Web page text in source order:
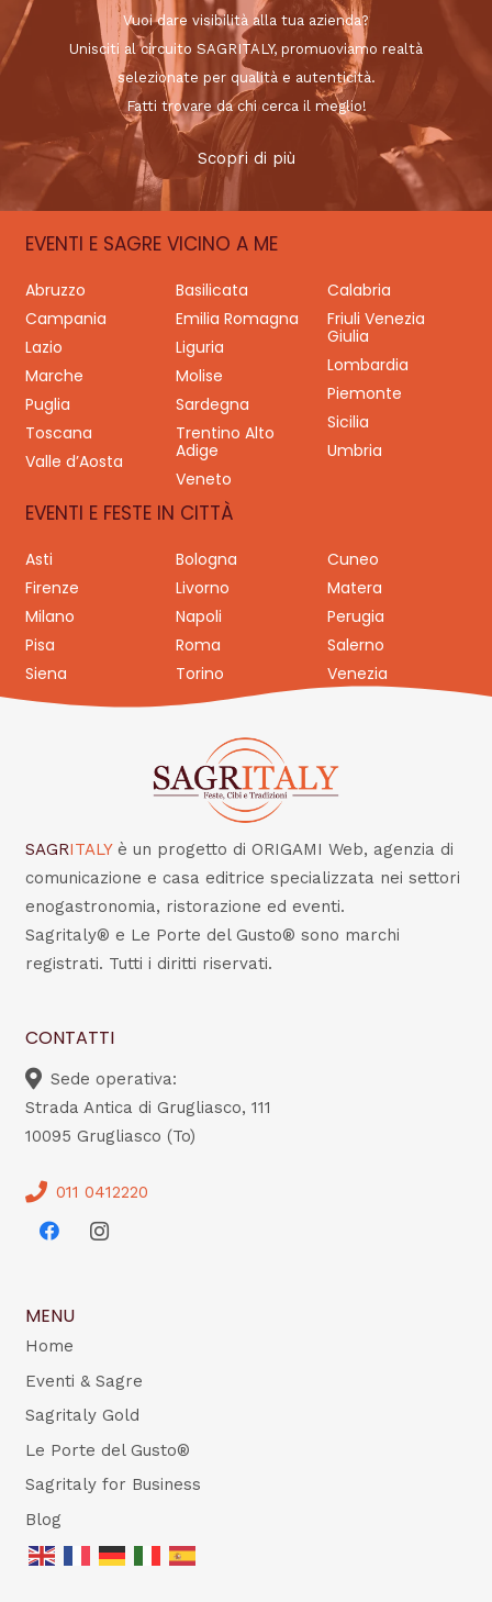
Vuoi dare visibilità alla tua azienda?
Unisciti al circuito SAGRITALY, promuoviamo realtà
selezionate per qualità e autenticità.
Fatti trovare da chi cerca il meglio!
Scopri di più
EVENTI E SAGRE VICINO A ME
Abruzzo Basilicata
Calabria
Campania
Emilia Romagna
Friuli Venezia
Giulia
Lazio
Liguria
Lombardia
Marche
Molise
Piemonte
Puglia
Sardegna
Sicilia
Toscana
Trentino Alto
Adige
Umbria
Valle d’Aosta
Veneto
EVENTI E FESTE IN CITTÀ
Asti Bologna
Cuneo
Firenze
Livorno
Matera
Milano
Napoli
Perugia
Pisa
Roma
Salerno
Siena
Torino Venezia
SAGRITALY è un progetto di ORIGAMI Web, agenzia di
comunicazione e casa editrice specializzata nei settori
enogastronomia, ristorazione ed eventi.
Sagritaly® e Le Porte del Gusto® sono marchi
registrati. Tutti i diritti riservati.
CONTATTI
Sede operativa:
Strada Antica di Grugliasco, 111
10095 Grugliasco (To)
011 0412220
MENU
Home
Eventi & Sagre
Sagritaly Gold
Le Porte del Gusto®
Sagritaly for Business
Blog